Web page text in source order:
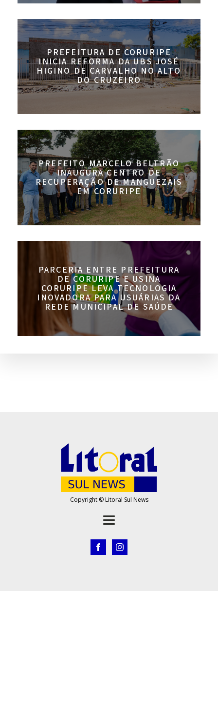
PREFEITURA DE CORURIPE
INICIA REFORMA DA UBS JOSÉ
HIGINO DE CARVALHO NO ALTO
DO CRUZEIRO
PREFEITO MARCELO BELTRÃO
INAUGURA CENTRO DE
RECUPERAÇÃO DE MANGUEZAIS
EM CORURIPE
PARCERIA ENTRE PREFEITURA
DE CORURIPE E USINA
CORURIPE LEVA TECNOLOGIA
INOVADORA PARA USUÁRIAS DA
REDE MUNICIPAL DE SAÚDE
Copyright © Litoral Sul News